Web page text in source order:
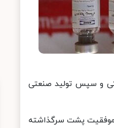
و سپس تولید صنعتی
پشت سرگذاشته